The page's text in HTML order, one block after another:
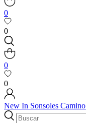
0
0
0
0
New In Sonsoles Camino